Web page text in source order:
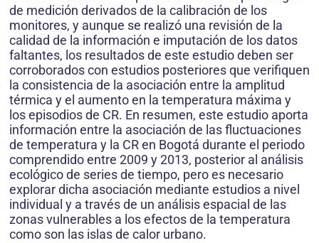
de medición derivados de la calibración de los
monitores, y aunque se realizó una revisión de la
calidad de la información e im­putación de los datos
faltantes, los resultados de este estudio deben ser
corroborados con estudios posteriores que verifiquen
la consistencia de la asociación entre la amplitud
térmica y el aumento en la temperatura máxima y
los episodios de CR. En resumen, este estudio aporta
información entre la asociación de las fluctuaciones
de temperatura y la CR en Bogotá durante el periodo
comprendido entre 2009 y 2013, posterior al análisis
ecológico de series de tiempo, pero es necesario
explorar dicha asociación mediante estudios a nivel
indivi­dual y a través de un análisis espacial de las
zonas vulnerables a los efectos de la temperatura
como son las islas de calor urbano.